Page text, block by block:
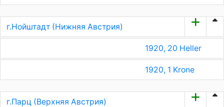
г.Нойштадт (Нижняя Австрия)
1920, 20 Heller
1920, 1 Krone
г.Парц (Верхняя Австрия)